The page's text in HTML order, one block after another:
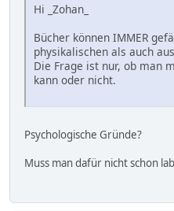
Hi _Zohan_
Bücher können IMMER
physikalischen als auch
Die Frage ist nur, ob man
kann oder nicht.
Psychologische Gründe?
Muss man dafür nicht schon